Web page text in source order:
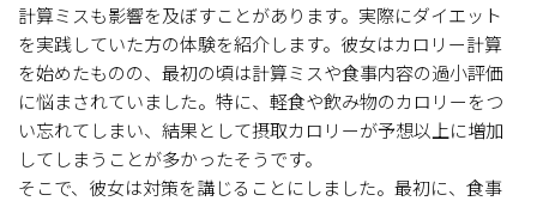
計算ミスも影響を及ぼすことがあります。実際にダイエット
を実践していた方の体験を紹介します。彼女はカロリー計算
を始めたものの、最初の頃は計算ミスや食事内容の過小評価
に悩まされていました。特に、軽食や飲み物のカロリーをつ
い忘れてしまい、結果として摂取カロリーが予想以上に増加
してしまうことが多かったそうです。
そこで、彼女は対策を講じることにしました。最初に、食事